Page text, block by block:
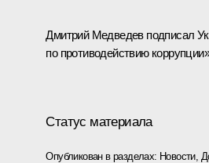
Дмитрий Медведев подписал
по противодействию
Статус материала
Опубликован в разделах: Новости,